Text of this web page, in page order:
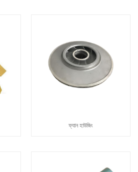
ফ্যান হাউজিং